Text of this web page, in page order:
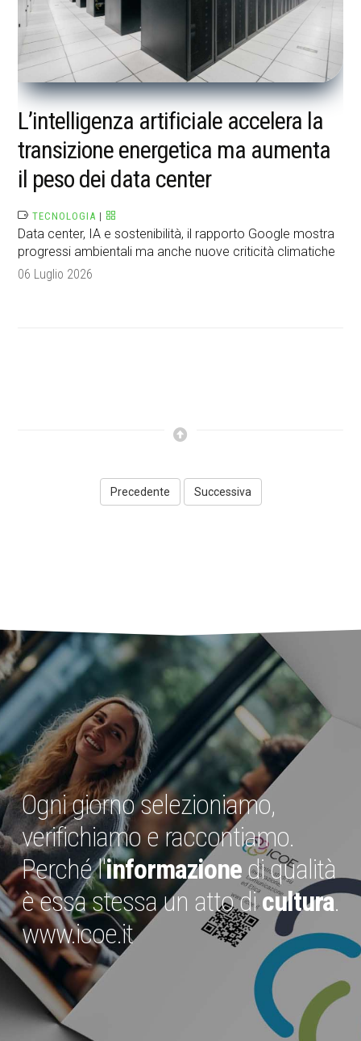
L’intelligenza artificiale accelera la
transizione energetica ma aumenta
il peso dei data center
TECNOLOGIA |
Data center, IA e sostenibilità, il rapporto Google mostra
progressi ambientali ma anche nuove criticità climatiche
06 Luglio 2026
Precedente
Ogni giorno selezioniamo,
verifichiamo e raccontiamo.
Perché l'informazionedi qualità
è essa stessa un atto dicultura.
www.icoe.it